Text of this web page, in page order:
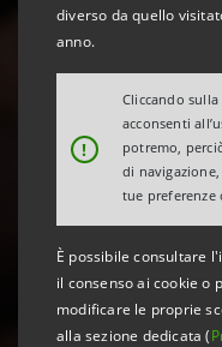
diverso da quello
anno.
!
Cliccando
acconsenti
potremo,
di
tue
È possibile consultare
il consenso ai cookie o
modificare le proprie
alla sezione dedicata (